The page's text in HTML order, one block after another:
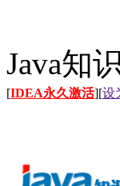
Java知
[IDEA永久激活][设